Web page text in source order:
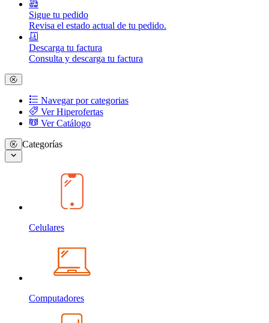
Sigue tu pedido
Revisa el estado actual de tu pedido.
Descarga tu factura
Consulta y descarga tu factura
Navegar por categorias
Ver Hiperofertas
Ver Catálogo
Categorías
Celulares
Computadores